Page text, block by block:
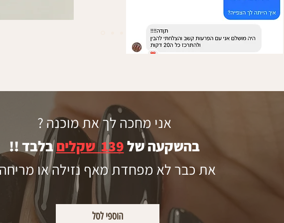
אני מחכה לך את מוכנה ?
בהשקעה של139 שקלים
בלבד !!
את כבר לא מפחדת מאף נזילה או
הוספי לסל